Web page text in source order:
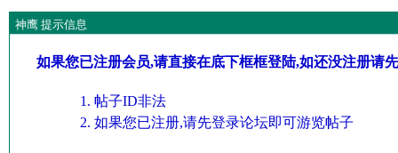
神鹰 提示信息
如果您已注册会员,请直接在底下框框登陆,如还没注册请
帖子ID非法
如果您已注册,请先登录论坛即可游览帖子